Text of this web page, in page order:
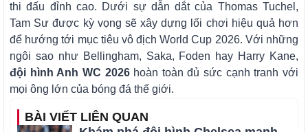
thi đấu đỉnh cao. Dưới sự dẫn dắt của Thomas Tuchel,
Tam Sư được kỳ vọng sẽ xây dựng lối chơi hiệu quả hơn
để hướng tới mục tiêu vô địch World Cup 2026. Với những
ngôi sao như Bellingham, Saka, Foden hay Harry Kane,
đội hình Anh WC 2026hoàn toàn đủ sức cạnh tranh với
mọi ông lớn của bóng đá thế giới.
BÀI VIẾT LIÊN QUAN